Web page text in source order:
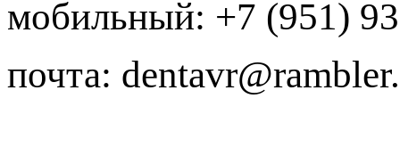
мобильный: +7 (951)
почта: